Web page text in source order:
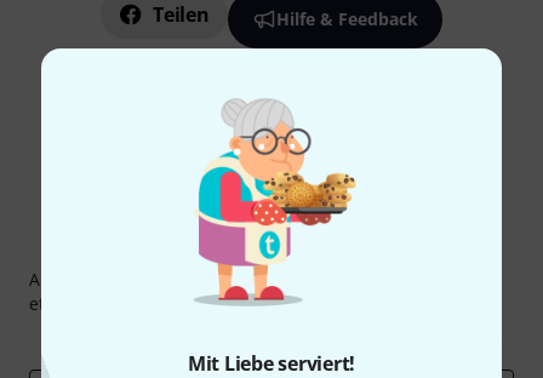
Mit Liebe serviert!
Teilen Hilfe & Feedback
Thomann Newsletter
Abonniere den Thomann Newsletter und gewinne mit
etwas Glück einen von50 Gutscheinen